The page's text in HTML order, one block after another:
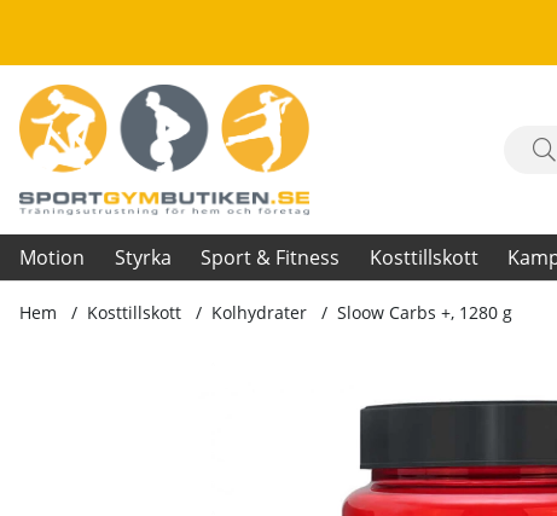
Motion Styrka Sport & Fitness Kosttillskott
Hem Kosttillskott Kolhydrater Sloow Carbs +, 1280 g